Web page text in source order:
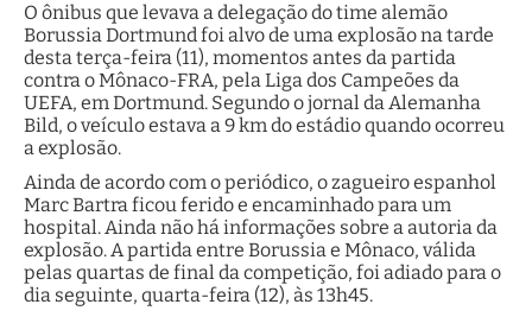
O ônibus que levava a delegação do time alemão
Borussia Dortmund foi alvo de uma explosão na tarde
desta terça-feira (11), momentos antes da partida
contra o Mônaco-FRA, pela Liga dos Campeões da
UEFA, em Dortmund. Segundo o jornal da Alemanha
Bild, o veículo estava a 9 km do estádio quando ocorreu
a explosão.
Ainda de acordo com o periódico, o zagueiro espanhol
Marc Bartra ficou ferido e encaminhado para um
hospital. Ainda não há informações sobre a autoria da
explosão. A partida entre Borussia e Mônaco, válida
pelas quartas de final da competição, foi adiado para o
dia seguinte, quarta-feira (12), às 13h45.